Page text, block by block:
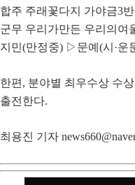
합주 주래꽃다지 가야금3반
군무 우리가만든 우리의여
지민(만정중) ▷ 문예 (시 ·운
한편 , 분야별 최우수상 수
출전한다.
최용진 기자